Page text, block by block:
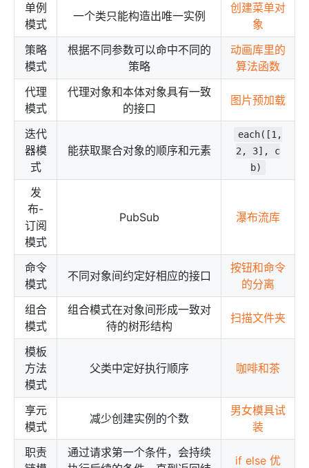
单例
模式
一个类只能构造出唯一实例
创建菜单对
象
策略
模式
根据不同参数可以命中不同的
策略
动画库里的
算法函数
代理
模式
代理对象和本体对象具有一致
的接口
图片预加载
迭代
器模
式
能获取聚合对象的顺序和元素
each([1,
2, 3], c
b)
发
布-
订阅
模式
PubSub 瀑布流库
命令
模式
不同对象间约定好相应的接口
按钮和命令
的分离
组合
模式
组合模式在对象间形成一致对
待的树形结构
扫描文件夹
模板
方法
模式
父类中定好执行顺序 咖啡和茶
享元
模式
减少创建实例的个数
男女模具试
装
职责
通过请求第一个条件，会持续
if else 优